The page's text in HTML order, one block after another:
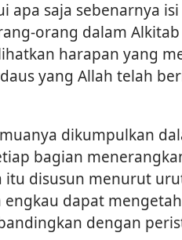
apa saja sebenarnya
orang dalam
harapan yang
yang Allah telah
dikumpulkan
bagian
itu disusun menurut
dapat
dengan